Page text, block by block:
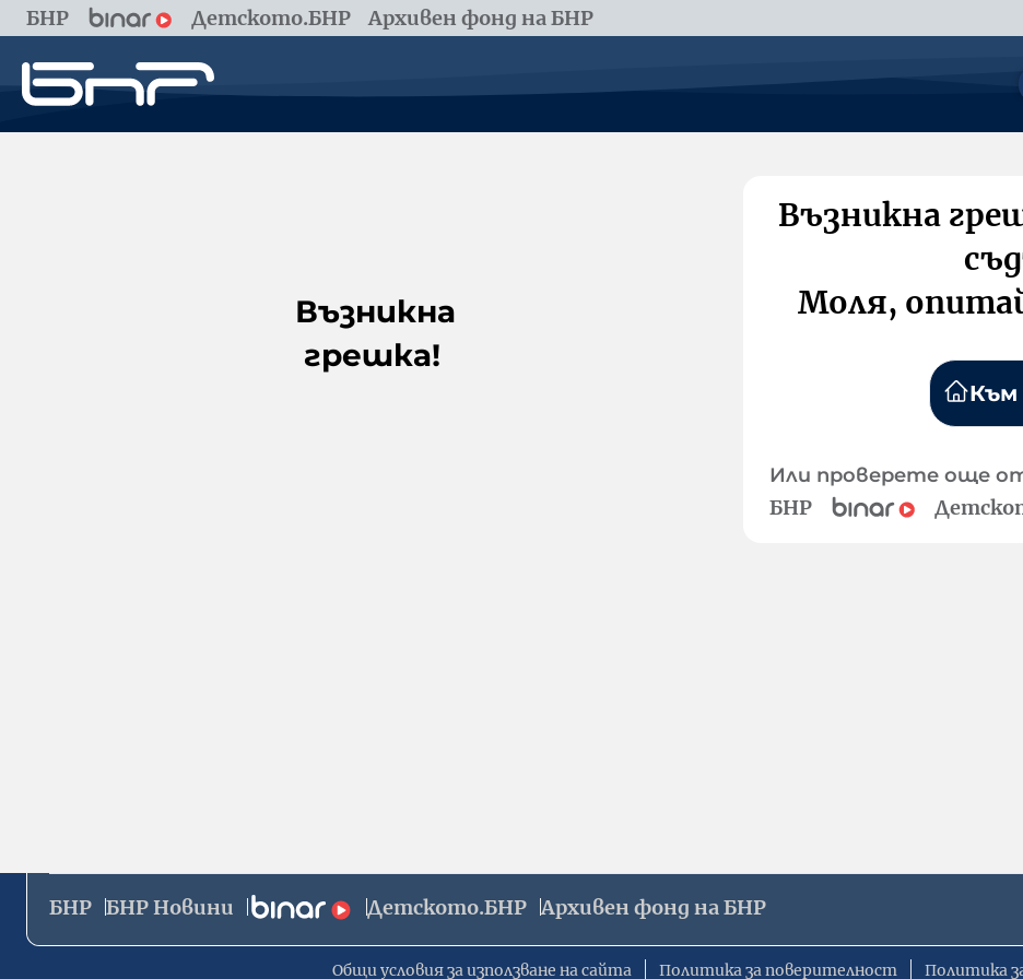
БНР Детското.БНР Архивен фонд на БНР
Възникна
грешка!
Възникна
Моля,
Към
Или проверете още
БНР
БНР БНР Новини Детското.БНР Архивен фонд на БНР
Общи условия за използване на сайта Политика за поверителност Политика